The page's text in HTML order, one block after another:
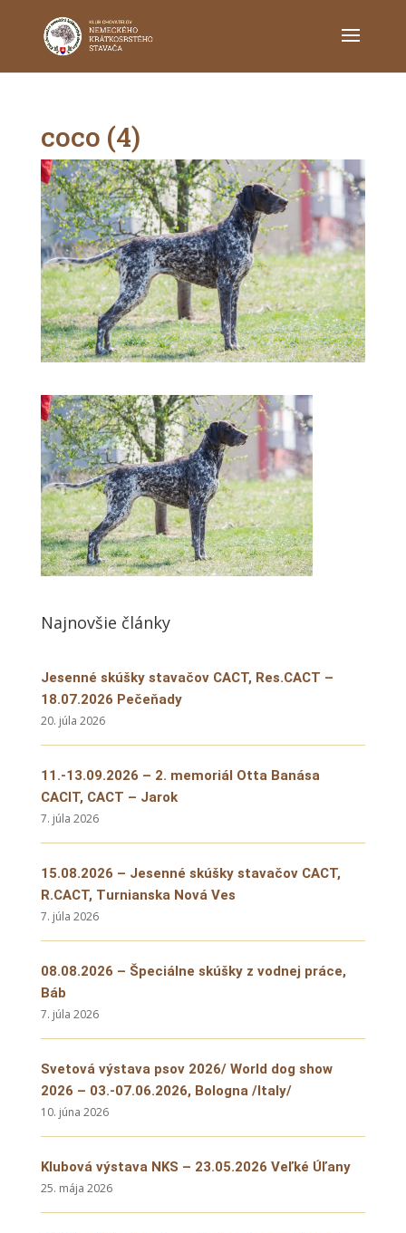
coco (4)
Najnovšie články
Jesenné skúšky stavačov CACT, Res.CACT –
18.07.2026 Pečeňady
20. júla 2026
11.-13.09.2026 – 2. memoriál Otta Banása
CACIT, CACT – Jarok
7. júla 2026
15.08.2026 – Jesenné skúšky stavačov CACT,
R.CACT, Turnianska Nová Ves
7. júla 2026
08.08.2026 – Špeciálne skúšky z vodnej práce,
Báb
7. júla 2026
Svetová výstava psov 2026/ World dog show
2026 – 03.-07.06.2026, Bologna /Italy/
10. júna 2026
Klubová výstava NKS – 23.05.2026 Veľké Úľany
25. mája 2026